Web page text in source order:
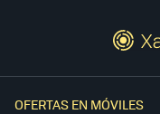
OFERTAS EN MÓVILES